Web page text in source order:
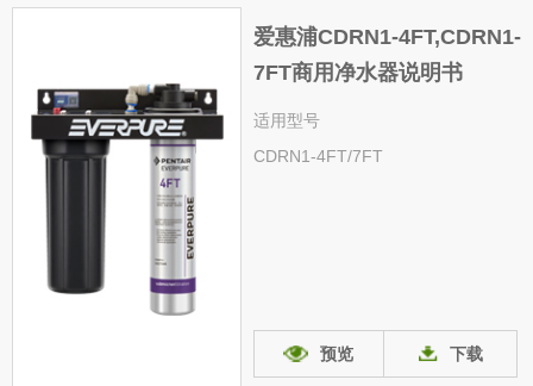
爱惠浦CDRN1-4FT,CDRN1-
7FT商用净水器说明书
适用型号
CDRN1-4FT/7FT
预览 下载